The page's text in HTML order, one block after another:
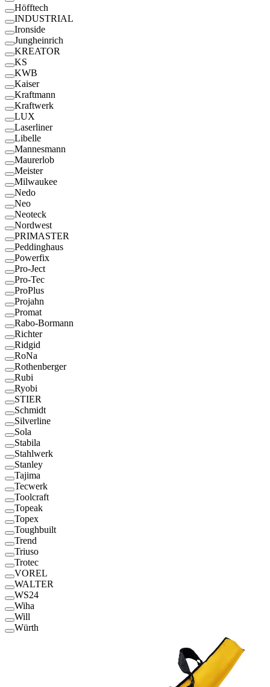
Höfftech
INDUSTRIAL
Ironside
Jungheinrich
KREATOR
KS
KWB
Kaiser
Kraftmann
Kraftwerk
LUX
Laserliner
Libelle
Mannesmann
Maurerlob
Meister
Milwaukee
Nedo
Neo
Neoteck
Nordwest
PRIMASTER
Peddinghaus
Powerfix
Pro-Ject
Pro-Tec
ProPlus
Projahn
Promat
Rabo-Bormann
Richter
Ridgid
RoNa
Rothenberger
Rubi
Ryobi
STIER
Schmidt
Silverline
Sola
Stabila
Stahlwerk
Stanley
Tajima
Tecwerk
Toolcraft
Topeak
Topex
Toughbuilt
Trend
Triuso
Trotec
VOREL
WALTER
WS24
Wiha
Will
Würth